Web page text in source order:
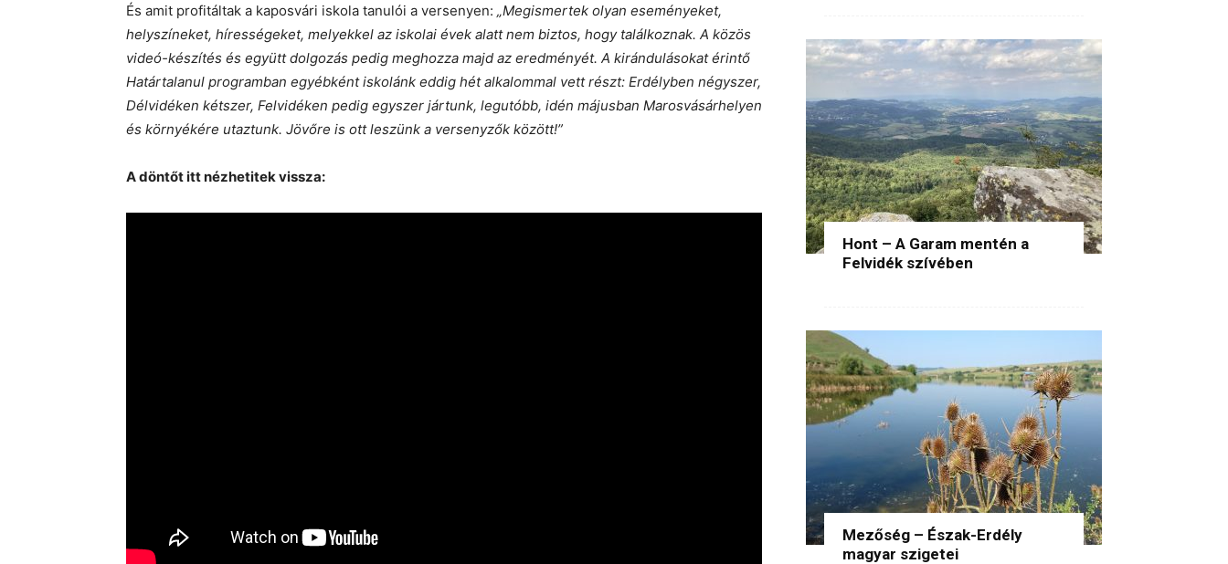
És amit profitáltak a kaposvári iskola tanulói a versenyen: „Megismertek olyan eseményeket,
helyszíneket, hírességeket, melyekkel az iskolai évek alatt nem biztos, hogy találkoznak. A közös
videó-készítés és együtt dolgozás pedig meghozza majd az eredményét. A kirándulásokat érintő
Határtalanul programban egyébként iskolánk eddig hét alkalommal vett részt: Erdélyben négyszer,
Délvidéken kétszer, Felvidéken pedig egyszer jártunk, legutóbb, idén májusban Marosvásárhelyen
és környékére utaztunk. Jövőre is ott leszünk a versenyzők között!”
A döntőt itt nézhetitek vissza:
Hont – A Garam mentén a
Felvidék szívében
Mezőség – Észak-Erdély
magyar szigetei